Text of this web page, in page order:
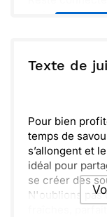
instant comme
se retrouve
ou :
Texte de
Pour bien
temps de
s’allongent et
idéal pour
se créer des
N'oublions pas